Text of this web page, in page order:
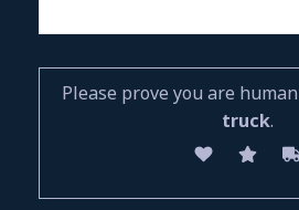
Please prove you are
truck.